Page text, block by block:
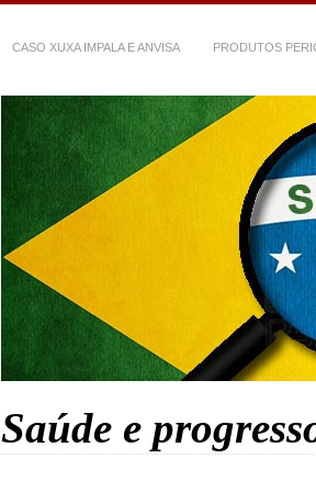
CASO XUXA IMPALA E ANVISA PRODUTOS
Saúde e